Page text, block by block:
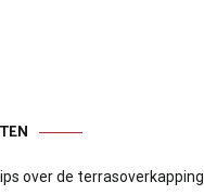
over de terrasoverkapping